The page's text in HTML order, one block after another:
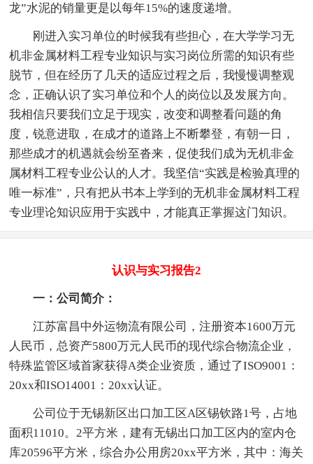
龙”水泥的销量更是以每年15%的速度递增。
刚进入实习单位的时候我有些担心，在大学学习无
机非金属材料工程专业知识与实习岗位所需的知识有些
脱节，但在经历了几天的适应过程之后，我慢慢调整观
念，正确认识了实习单位和个人的岗位以及发展方向。
我相信只要我们立足于现实，改变和调整看问题的角
度，锐意进取，在成才的道路上不断攀登，有朝一日，
那些成才的机遇就会纷至沓来，促使我们成为无机非金
属材料工程专业公认的人才。我坚信“实践是检验真理的
唯一标准”，只有把从书本上学到的无机非金属材料工程
专业理论知识应用于实践中，才能真正掌握这门知识。
认识与实习报告2
一：公司简介：
江苏富昌中外运物流有限公司，注册资本1600万元
人民币，总资产5800万元人民币的现代综合物流企业，
特殊监管区域首家获得A类企业资质，通过了ISO9001：
20xx和ISO14001：20xx认证。
公司位于无锡新区出口加工区A区锡钦路1号，占地
面积11010。2平方米，建有无锡出口加工区内的室内仓
库20596平方米，综合办公用房20xx平方米，其中：海关